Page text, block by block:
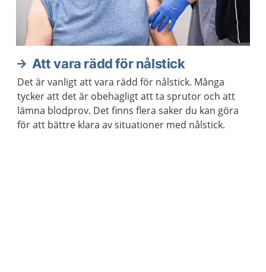
Att vara rädd för nålstick
Det är vanligt att vara rädd för nålstick. Många
tycker att det är obehagligt att ta sprutor och att
lämna blodprov. Det finns flera saker du kan göra
för att bättre klara av situationer med nålstick.